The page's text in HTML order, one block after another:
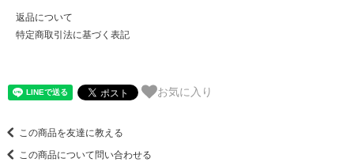
返品について
特定商取引法に基づく表記
お気に入り
この商品を友達に教える
この商品について問い合わせる